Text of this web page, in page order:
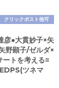
クリックポスト他可
彦●大貫妙子×矢
野顕子/ゼルダ×
ートを考える=
ツネマ